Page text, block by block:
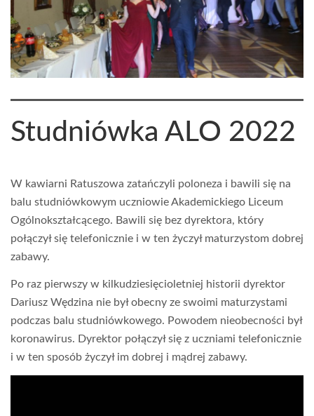
Studniówka ALO 2022
W kawiarni Ratuszowa zatańczyli poloneza i bawili się na
balu studniówkowym uczniowie Akademickiego Liceum
Ogólnokształcącego. Bawili się bez dyrektora, który
połączył się telefonicznie i w ten życzył maturzystom dobrej
zabawy.
Po raz pierwszy w kilkudziesięcioletniej historii dyrektor
Dariusz Wędzina nie był obecny ze swoimi maturzystami
podczas balu studniówkowego. Powodem nieobecności był
koronawirus. Dyrektor połączył się z uczniami telefonicznie
i w ten sposób życzył im dobrej i mądrej zabawy.